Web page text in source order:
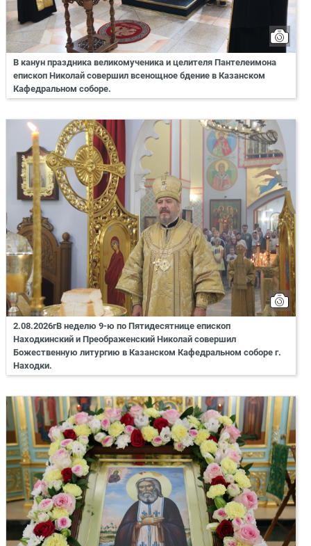
В канун праздника великомученика и целителя Пантелеимона
епископ Николай совершил всенощное бдение в Казанском
Кафедральном соборе.
2.08.2026гВ неделю 9-ю по Пятидесятнице епископ
Находкинский и Преображенский Николай совершил
Божественную литургию в Казанском Кафедральном соборе г.
Находки.